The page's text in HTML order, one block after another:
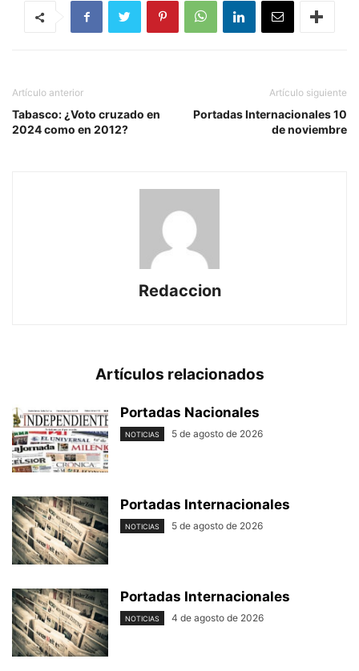
Artículo anterior
Tabasco: ¿Voto cruzado en
2024 como en 2012?
Artículo siguiente
Portadas Internacionales 10
de noviembre
Redaccion
Artículos relacionados
Portadas Nacionales
NOTICIAS 5 de agosto de 2026
Portadas Internacionales
NOTICIAS 5 de agosto de 2026
Portadas Internacionales
NOTICIAS 4 de agosto de 2026